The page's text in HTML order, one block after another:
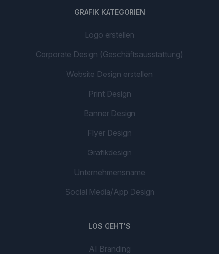
GRAFIK KATEGORIEN
Logo erstellen
Corporate Design (Geschäftsausstattung)
Website Design erstellen
Print Design
Banner Design
Flyer Design
Grafikdesign
Unternehmensname
Social Media/App Design
LOS GEHT'S
AI Branding